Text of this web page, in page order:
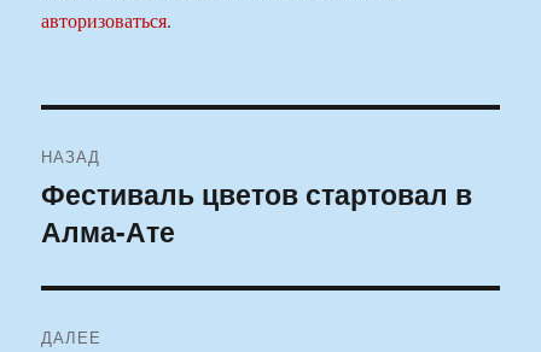
авторизоваться.
по
записям
НАЗАД
Предыдущая
запись:
Фестиваль цветов стартовал в
Алма-Ате
ДАЛЕЕ